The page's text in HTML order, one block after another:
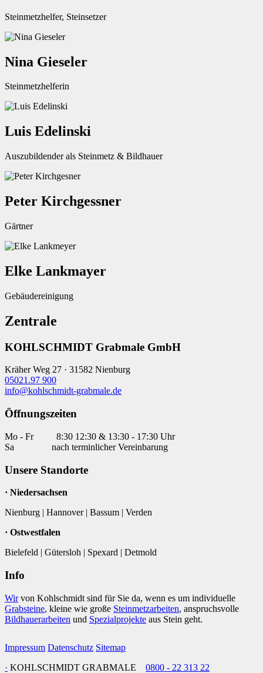
Steinmetzhelfer, Steinsetzer
Nina Gieseler
Steinmetzhelferin
Luis Edelinski
Auszubildender als Steinmetz & Bildhauer
Peter Kirchgessner
Gärtner
Elke Lankmayer
Gebäudereinigung
Zentrale
KOHLSCHMIDT Grabmale GmbH
Kräher Weg 27 · 31582 Nienburg
05021.97 900
info@kohlschmidt-grabmale.de
Öffnungszeiten
Mo - Fr
8:30 12:30 & 13:30 - 17:30 Uhr
Sa
nach terminlicher Vereinbarung
Unsere Standorte
· Niedersachsen
Nienburg | Hannover | Bassum | Verden
· Ostwestfalen
Bielefeld | Gütersloh | Spexard | Detmold
Info
Wirvon Kohlschmidt sind für Sie da, wenn es um individuelle
Grabsteine, kleine wie große Steinmetzarbeiten, anspruchsvolle
Bildhauerarbeiten und Spezialprojekte aus Stein geht.
Impressum Datenschutz Sitemap
· KOHLSCHMIDT GRABMALE
0800 - 22 313 22